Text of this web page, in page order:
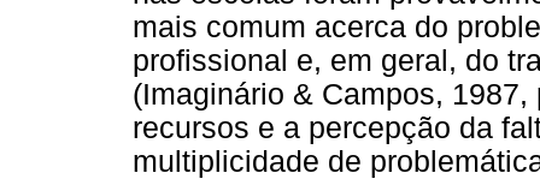
mais comum acerca do
profissional e, em geral, do
(Imaginário & Campos,
recursos e a percepção da
multiplicidade de